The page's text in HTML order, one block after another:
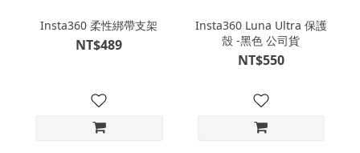
Insta360 柔性綁帶支架
NT$489
Insta360 Luna Ultra 保護
殼 -黑色 公司貨
NT$550